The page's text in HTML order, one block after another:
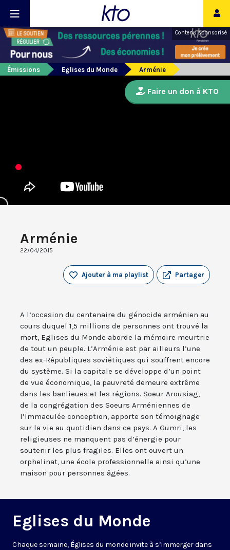
Contenu sponsorisé
Émissions Eglises du Monde Arménie
Arménie
22/04/2015
Partager
Ajouter à ma playlist
A l’occasion du centenaire du génocide arménien au
cours duquel 1,5 millions de personnes ont trouvé la
mort, Eglises du Monde aborde la mémoire meurtrie
de tout un peuple. L’Arménie est par ailleurs l’une
des ex-Républiques soviétiques qui souffrent encore
du système. Si la capitale se développe d’un point
de vue économique, la pauvreté demeure extrême
dans les banlieues et les régions. Soeur Arousiag,
de la congrégation des Soeurs Arméniennes de
l’Immaculée conception, apporte son témoignage
sur la vie au quotidien dans ce pays. A Gumri, les
religieuses ne manquent pas d’énergie pour
soutenir les plus fragiles. Elles ont ouvert un
orphelinat, une école professionnelle ainsi qu’une
maison pour personnes âgées.
Eglises du Monde
Chaque semaine, Églises du monde invite à s’immerger dans
Faire un don à KTO